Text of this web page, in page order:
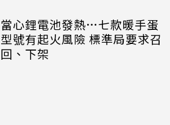
當心鋰電池發熱…七款暖手蛋
型號有起火風險 標準局要求召
回、下架